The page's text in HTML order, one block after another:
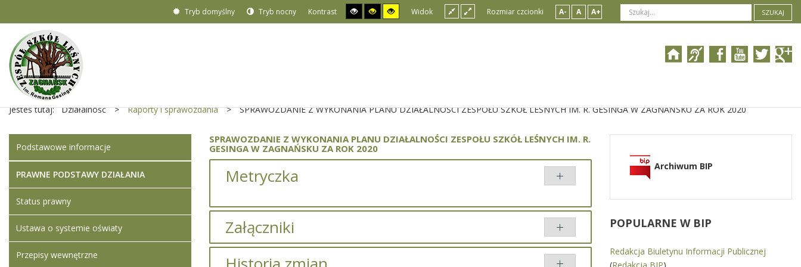
Tryb domyślny Tryb nocny Kontrast Widok Rozmiar czcionki A- A A+ SZUKAJ
Jesteś tutaj: Działalność > Raporty i sprawozdania > SPRAWOZDANIE Z WYKONANIA PLANU DZIAŁALNOŚCI ZESPOŁU SZKÓŁ LEŚNYCH IM. R. GESINGA W ZAGNAŃSKU ZA ROK 2020
SPRAWOZDANIE Z WYKONANIA PLANU DZIAŁALNOŚCI ZESPOŁU SZKÓŁ LEŚNYCH IM. R.
GESINGA W ZAGNAŃSKU ZA ROK 2020
Metryczka
Załączniki
Dodany przez
Podstawowe informacje
PRAWNE PODSTAWY DZIAŁANIA
Status prawny
Ustawa o systemie oświaty
Przepisy wewnętrzne
Archiwum BIP
POPULARNE W BIP
Redakcja Biuletynu Informacji Publicznej